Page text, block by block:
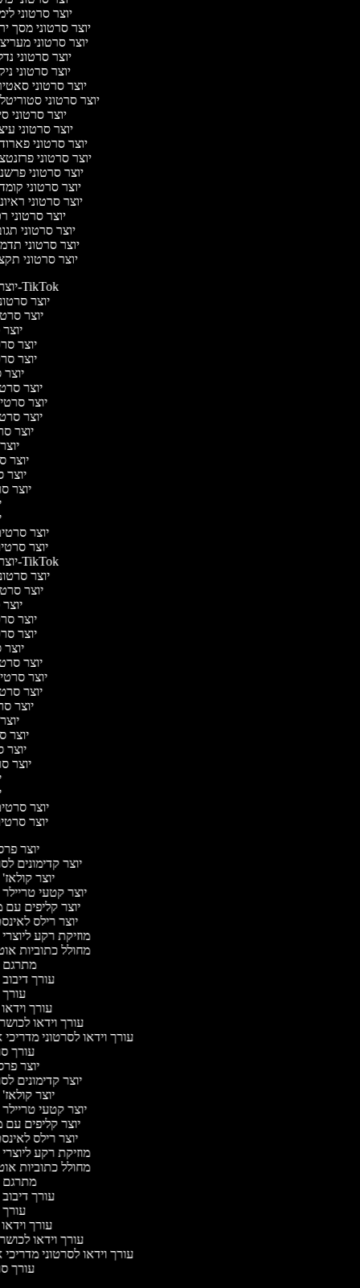
יוצר סרטוני
יוצר סרטוני מסך
יוצר סרטוני
יוצר סרטוני
יוצר סרטוני
יוצר סרטוני
יוצר סרטוני
יוצר סרטוני
יוצר סרטוני
יוצר סרטוני
יוצר סרטוני
יוצר סרטוני
יוצר סרטוני
יוצר סרטוני
יוצר סרטוני
יוצר סרטוני
יוצר סרטוני
יוצר סרטוני
יוצר סרטונים ל-TikTok
יוצר
יוצר
יוצר
יוצר
יוצר
יוצר סרטי
יוצר
יוצר
יוצר
יוצר
יוצר
יוצר
יוצר
יוצר סרטונים ל-TikTok
יוצר
יוצר
יוצר
יוצר
יוצר
יוצר סרטי
יוצר
יוצר
יוצר
יוצר
יוצר
יוצר
יוצר
יוצר
יוצר קדימונים
יוצר
יוצר קטעי
יוצר קליפים
יוצר רילס
מוזיקת רקע
מחולל כתוביות
מתרגם
עורך
עורך
עורך וידאו
עורך וידאו לסרטוני
עורך
יוצר
יוצר קדימונים
יוצר
יוצר קטעי
יוצר קליפים
יוצר רילס
מוזיקת רקע
מחולל כתוביות
מתרגם
עורך
עורך
עורך וידאו
עורך וידאו לסרטוני
עורך